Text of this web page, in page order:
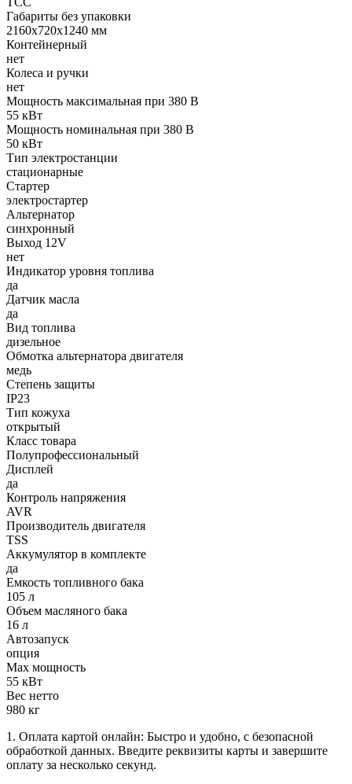
Габариты без упаковки
2160х720х1240 мм
Контейнерный
нет
Колеса и ручки
нет
Мощность максимальная при 380 В
55 кВт
Мощность номинальная при 380 В
50 кВт
Тип электростанции
стационарные
Стартер
электростартер
Альтернатор
синхронный
Выход 12V
нет
Индикатор уровня топлива
да
Датчик масла
да
Вид топлива
дизельное
Обмотка альтернатора двигателя
медь
Степень защиты
IP23
Тип кожуха
открытый
Класс товара
Полупрофессиональный
Дисплей
да
Контроль напряжения
AVR
Производитель двигателя
TSS
Аккумулятор в комплекте
да
Емкость топливного бака
105 л
Объем масляного бака
16 л
Автозапуск
опция
Max мощность
55 кВт
Вес нетто
980 кг
1. Оплата картой онлайн: Быстро и удобно, с безопасной
обработкой данных. Введите реквизиты карты и завершите
оплату за несколько секунд.